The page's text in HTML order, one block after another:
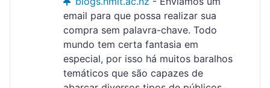
email para que possa realizar sua
compra sem palavra-chave. Todo
mundo tem certa fantasia em
especial, por isso há muitos baralhos
temáticos que são capazes de